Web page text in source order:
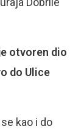
otvoren dio
do Ulice
kao i do